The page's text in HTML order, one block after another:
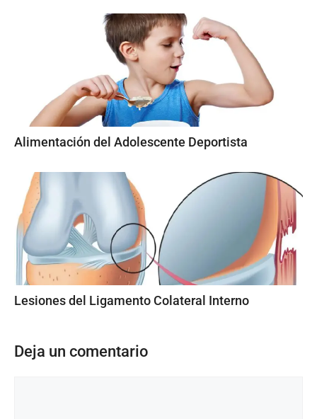
Alimentación del Adolescente Deportista
Lesiones del Ligamento Colateral Interno
Deja un comentario